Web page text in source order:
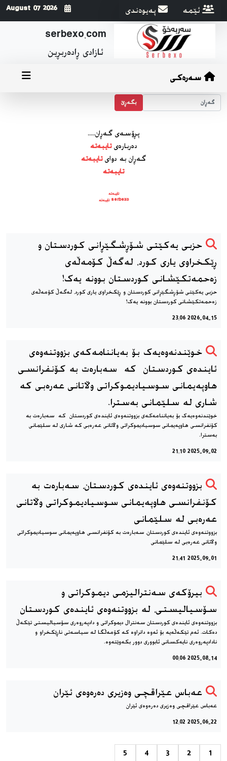
serbexo.com
ئازادی ڕاده‌ربڕین
ئێمه په‌یوه‌ندی 2026 August 07
سەرەکی
بگه‌ڕێ
پڕۆسه‌ی گه‌ڕان.....
ده‌رباره‌یتایبەتە
گه‌ڕان به دوایتایبەتە
تایبەتە
تایبەتە
serbexo تایبەتە
حزبی یەکێتی شۆڕشگێڕانی کوردستان و
ڕێکخراوی یاری کورد، له‌گه‌ڵ کۆمەڵەی
زەحمەتکێشانی کوردستان بوونه‌ یه‌ک!
حزبی یەکێتی شۆڕشگێڕانی کوردستان و ڕێکخراوی یاری کورد، له‌گه‌ڵ کۆمەڵەی
زەحمەتکێشانی کوردستان بوونه‌ یه‌ک!
2026-04-15 23:06
خوێندنه‌وه‌یه‌ک بۆ به‌یاننامه‌که‌ی بزووتنه‌وه‌ی
ئاینده‌ی کوردستان که سه‌باره‌ت به كۆنفرانسی
هاوپەیمانی سوسیادیموكراتی وڵاتانی عەرەبی که
شاری له سلێمانی به‌سترا.
خوێندنه‌وه‌یه‌ک بۆ به‌یاننامه‌که‌ی بزووتنه‌وه‌ی ئاینده‌ی کوردستان که سه‌باره‌ت به
كۆنفرانسی هاوپەیمانی سوسیادیموكراتی وڵاتانی عەرەبی که شاری له سلێمانی
به‌سترا.
2025-09-02 21:10
بزووتنه‌وه‌ی ئاینده‌ی کوردستان، سه‌باره‌ت به
كۆنفرانسی هاوپەیمانی سوسیادیموكراتی وڵاتانی
عەرەبی له سلێمانی
بزووتنه‌وه‌ی ئاینده‌ی کوردستان، سه‌باره‌ت به كۆنفرانسی هاوپەیمانی سوسیادیموكراتی
وڵاتانی عەرەبی له سلێمانی
2025-09-01 21:41
بیرۆکەی سەنترالیزمی دیموكراتی و
سۆسیالیستی، له بزووتنەوەی ئایندەی کوردستان
بزووتنەوەی ئایندەی کوردستان سه‌نترال دیموکراتی و دادپەروەری سۆسیالیستی تێکەڵ
دەکات. ئەم تێکەڵەیە بۆ ئەوە دانراوە کە کۆمه‌ڵگا له سیاسەتی ناڕێکخراو و
نادادپەروەری نایەکسانی ئابووری دوور بکەوێتەوە.
2025-08-14 00:06
عەباس عێراقچی وەزیری دەرەوەی ئێران
عەباس عێراقچی وەزیری دەرەوەی ئێران
2025-06-22 12:02
1
2
3
4
5